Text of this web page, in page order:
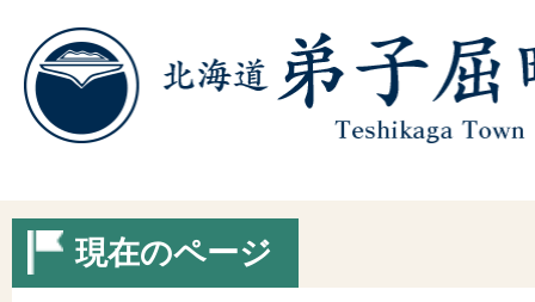
現在のページ